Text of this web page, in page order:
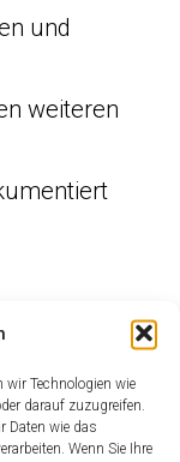
wir Technologien wie
darauf zuzugreifen.
Daten wie das
Wenn Sie Ihre
und
weiteren